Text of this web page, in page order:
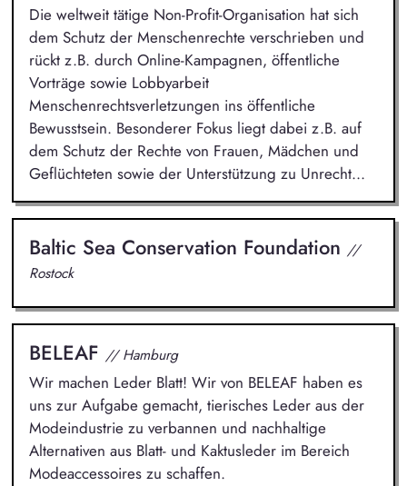
Die weltweit tätige Non-Profit-Organisation hat sich
dem Schutz der Menschenrechte verschrieben und
rückt z.B. durch Online-Kampagnen, öffentliche
Vorträge sowie Lobbyarbeit
Menschenrechtsverletzungen ins öffentliche
Bewusstsein. Besonderer Fokus liegt dabei z.B. auf
dem Schutz der Rechte von Frauen, Mädchen und
Geflüchteten sowie der Unterstützung zu Unrecht...
Baltic Sea Conservation Foundation //
Rostock
BELEAF // Hamburg
Wir machen Leder Blatt! Wir von BELEAF haben es
uns zur Aufgabe gemacht, tierisches Leder aus der
Modeindustrie zu verbannen und nachhaltige
Alternativen aus Blatt- und Kaktusleder im Bereich
Modeaccessoires zu schaffen.